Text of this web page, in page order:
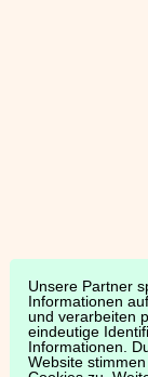
Unsere Partner
Informationen
und verarbeiten
eindeutige
Informationen.
Website